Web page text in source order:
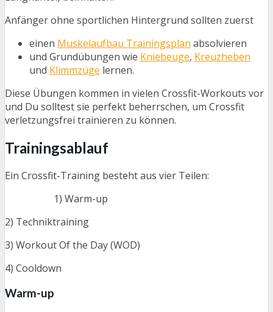
Anfänger ohne sportlichen Hintergrund sollten zuerst
einen Muskelaufbau Trainingsplan absolvieren
und Grundübungen wie Kniebeuge, Kreuzheben
und Klimmzüge lernen.
Diese Übungen kommen in vielen Crossfit-Workouts vor
und Du solltest sie perfekt beherrschen, um Crossfit
verletzungsfrei trainieren zu können.
Trainingsablauf
Ein Crossfit-Training besteht aus vier Teilen:
1) Warm-up
2) Techniktraining
3) Workout Of the Day (WOD)
4) Cooldown
Warm-up